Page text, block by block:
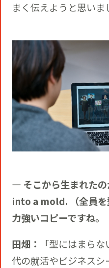
まく伝えようと思いま
― そこから生まれた
into a mold. （全員を
力強いコピーですね。
田畑：
「型にはまら
代の就活やビジネスシ